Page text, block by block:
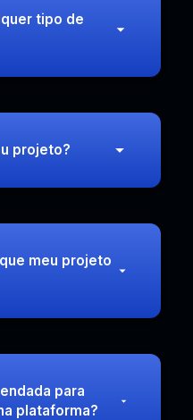
tipo de
projeto?
meu projeto
para
plataforma?